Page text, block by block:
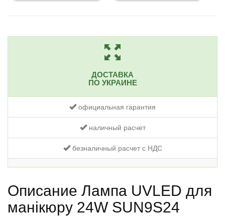
ДОСТАВКА
ПО УКРАИНЕ
официальная гарантия
наличный расчет
безналичный расчет с НДС
Описание Лампа UVLED для
манікюру 24W SUN9S24